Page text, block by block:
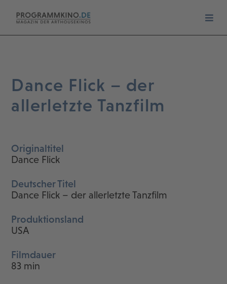
Dance Flick – der
allerletzte Tanzfilm
Originaltitel
Dance Flick
Deutscher Titel
Dance Flick – der allerletzte Tanzfilm
Produktionsland
USA
Filmdauer
83 min